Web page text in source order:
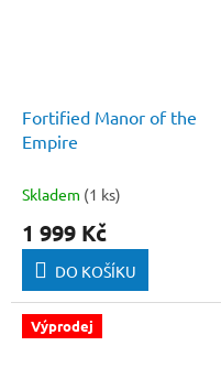
Fortified Manor of the
Empire
Skladem (1 ks)
1 999 Kč
DO KOŠÍKU
Výprodej